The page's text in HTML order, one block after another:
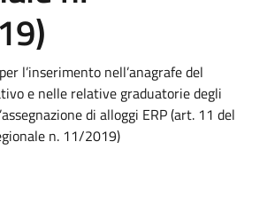
l’inserimento nell’anagrafe del
e nelle relative graduatorie degli
di alloggi ERP (art. 11 del
n. 11/2019)